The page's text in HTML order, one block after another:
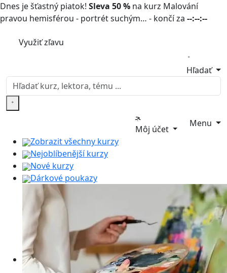
Dnes je šťastný piatok! Sleva 50 % na kurz Malování
pravou hemisférou - portrét suchým… - končí za --:--:--
Využiť zľavu
Hľadať
Môj účet
Menu
Zobrazit všechny kurzy
Nejoblíbenější kurzy
Nové kurzy
Dárkové poukazy